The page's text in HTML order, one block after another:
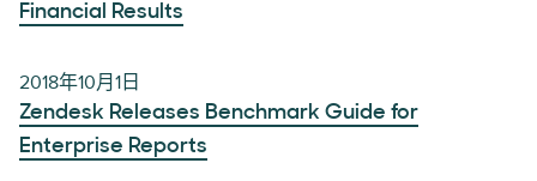
Financial Results
2018年10月1日
Zendesk Releases Benchmark Guide for
Enterprise Reports